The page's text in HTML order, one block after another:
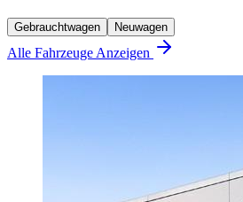
Gebrauchtwagen Neuwagen
Alle Fahrzeuge Anzeigen